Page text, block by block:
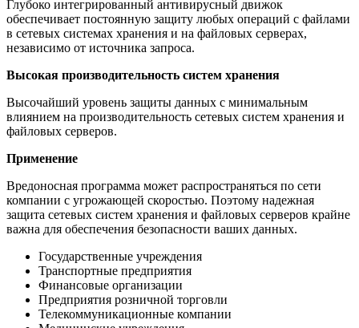
Глубоко интегрированный антивирусный движок
обеспечивает постоянную защиту любых операций с файлами
в сетевых системах хранения и на файловых серверах,
независимо от источника запроса.
Высокая производительность систем хранения
Высочайший уровень защиты данных с минимальным
влиянием на производительность сетевых систем хранения и
файловых серверов.
Применение
Вредоносная программа может распространяться по сети
компании с угрожающей скоростью. Поэтому надежная
защита сетевых систем хранения и файловых серверов крайне
важна для обеспечения безопасности ваших данных.
Государственные учреждения
Транспортные предприятия
Финансовые организации
Предприятия розничной торговли
Телекоммуникационные компании